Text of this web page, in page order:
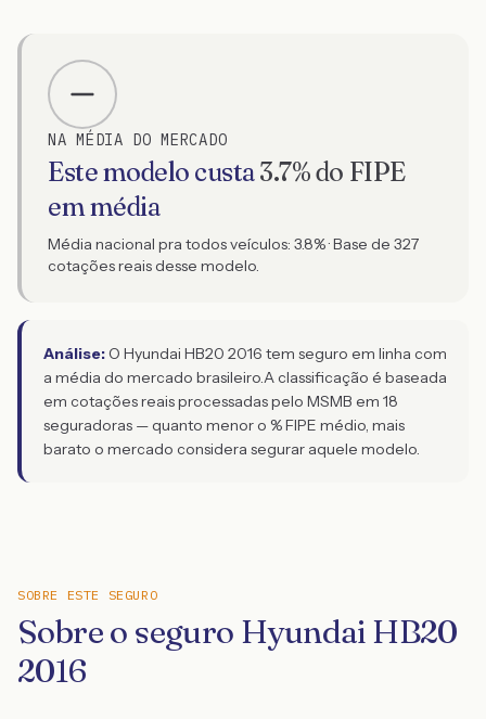
NA MÉDIA DO MERCADO
Este modelo custa3.7% do FIPE
em média
Média nacional pra todos veículos: 3.8% · Base de 327
cotações reais desse modelo.
Análise: O Hyundai HB20 2016 tem seguro em linha com
a média do mercado brasileiro.A classificação é baseada
em cotações reais processadas pelo MSMB em 18
seguradoras — quanto menor o % FIPE médio, mais
barato o mercado considera segurar aquele modelo.
SOBRE ESTE SEGURO
Sobre o seguro Hyundai HB20
2016